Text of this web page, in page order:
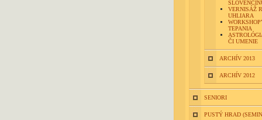
VERNISÁŽ
UHLIARA
TEPANIA
ČI UMENIE
ARCHÍV 2013
ARCHÍV 2012
SENIORI
PUSTÝ HRAD